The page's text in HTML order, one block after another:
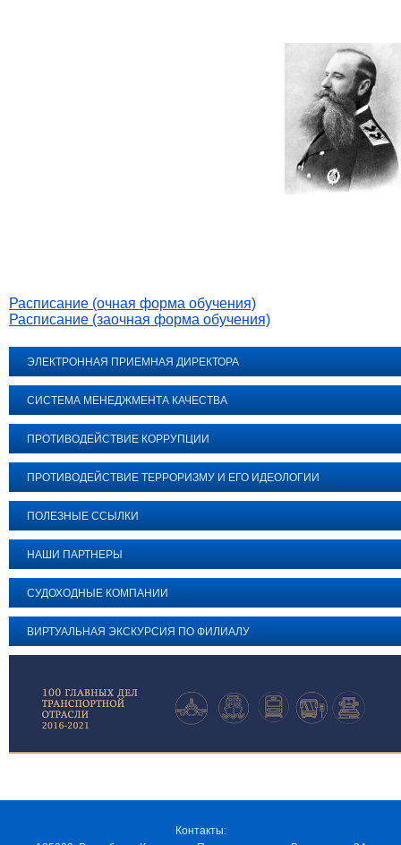
Расписание (очная форма обучения)
Расписание (заочная форма обучения)
ЭЛЕКТРОННАЯ ПРИЕМНАЯ ДИРЕКТОРА
СИСТЕМА МЕНЕДЖМЕНТА КАЧЕСТВА
ПРОТИВОДЕЙСТВИЕ КОРРУПЦИИ
ПРОТИВОДЕЙСТВИЕ ТЕРРОРИЗМУ И ЕГО ИДЕОЛОГИИ
ПОЛЕЗНЫЕ ССЫЛКИ
НАШИ ПАРТНЕРЫ
СУДОХОДНЫЕ КОМПАНИИ
ВИРТУАЛЬНАЯ ЭКСКУРСИЯ ПО ФИЛИАЛУ
Контакты: